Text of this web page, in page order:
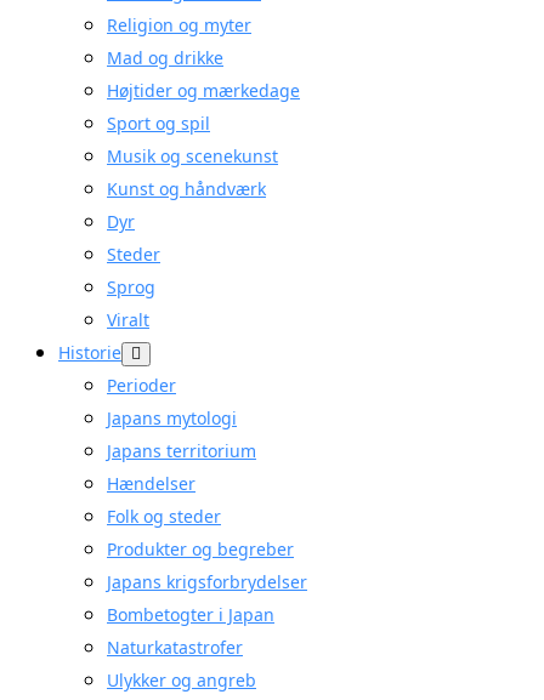
Religion og myter
Mad og drikke
Højtider og mærkedage
Sport og spil
Musik og scenekunst
Kunst og håndværk
Dyr
Steder
Sprog
Viralt
Historie
Perioder
Japans mytologi
Japans territorium
Hændelser
Folk og steder
Produkter og begreber
Japans krigsforbrydelser
Bombetogter i Japan
Naturkatastrofer
Ulykker og angreb